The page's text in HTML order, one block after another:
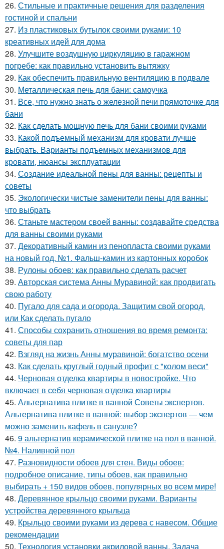
26. Стильные и практичные решения для разделения
гостиной и спальни
27. Из пластиковых бутылок своими руками: 10
креативных идей для дома
28. Улучшите воздушную циркуляцию в гаражном
погребе: как правильно установить вытяжку
29. Как обеспечить правильную вентиляцию в подвале
30. Металлическая печь для бани: самоучка
31. Все, что нужно знать о железной печи прямоточке для
бани
32. Как сделать мощную печь для бани своими руками
33. Какой подъемный механизм для кровати лучше
выбрать. Варианты подъемных механизмов для
кровати, нюансы эксплуатации
34. Создание идеальной пены для ванны: рецепты и
советы
35. Экологически чистые заменители пены для ванны:
что выбрать
36. Станьте мастером своей ванны: создавайте средства
для ванны своими руками
37. Декоративный камин из пенопласта своими руками
на новый год. №1. Фальш-камин из картонных коробок
38. Рулоны обоев: как правильно сделать расчет
39. Авторская система Анны Муравиной: как продвигать
свою работу
40. Пугало для сада и огорода. Защитим свой огород,
или Как сделать пугало
41. Способы сохранить отношения во время ремонта:
советы для пар
42. Взгляд на жизнь Анны муравиной: богатство осени
43. Как сделать круглый годный профит с "колом веси"
44. Черновая отделка квартиры в новостройке. Что
включает в себя черновая отделка квартиры
45. Альтернатива плитке в ванной Советы экспертов.
Альтернатива плитке в ванной: выбор экспертов — чем
можно заменить кафель в санузле?
46. 9 альтернатив керамической плитке на пол в ванной.
№4. Наливной пол
47. Разновидности обоев для стен. Виды обоев:
подробное описание, типы обоев, как правильно
выбирать + 150 видов обоев, популярных во всем мире!
48. Деревянное крыльцо своими руками. Варианты
устройства деревянного крыльца
49. Крыльцо своими руками из дерева с навесом. Общие
рекомендации
50. Технология установки акриловой ванны. Задача